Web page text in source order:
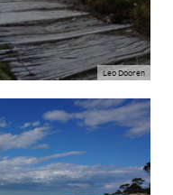
Leo Dooren